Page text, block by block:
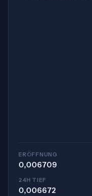
ERÖFFNUNG
0,006709
24H TIEF
0,006672